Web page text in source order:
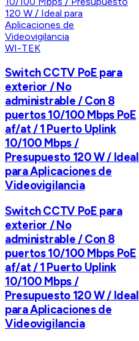
WI-TEK
Switch CCTV PoE para
exterior / No
administrable / Con 8
puertos 10/100 Mbps PoE
af/at / 1 Puerto Uplink
10/100 Mbps /
Presupuesto 120 W / Ideal
para Aplicaciones de
Videovigilancia
Switch CCTV PoE para
exterior / No
administrable / Con 8
puertos 10/100 Mbps PoE
af/at / 1 Puerto Uplink
10/100 Mbps /
Presupuesto 120 W / Ideal
para Aplicaciones de
Videovigilancia